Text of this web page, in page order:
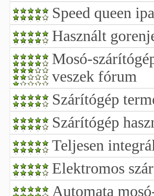
Speed queen
Használt
Mosó-
veszek fórum
Szárítógép
Szárítógép
Teljesen
Elektromos
Automata